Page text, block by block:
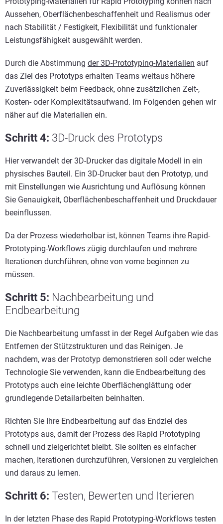
Aussehen, Oberflächenbeschaffenheit und Realismus oder
nach Stabilität / Festigkeit, Flexibilität und funktionaler
Leistungsfähigkeit ausgewählt werden.
Durch die Abstimmung der 3D-Prototyping-Materialien auf
das Ziel des Prototyps erhalten Teams weitaus höhere
Zuverlässigkeit beim Feedback, ohne zusätzlichen Zeit-,
Kosten- oder Komplexitätsaufwand. Im Folgenden gehen wir
näher auf die Materialien ein.
Schritt 4: 3D-Druck des Prototyps
Hier verwandelt der 3D-Drucker das digitale Modell in ein
physisches Bauteil. Ein 3D-Drucker baut den Prototyp, und
mit Einstellungen wie Ausrichtung und Auflösung können
Sie Genauigkeit, Oberflächenbeschaffenheit und Druckdauer
beeinflussen.
Da der Prozess wiederholbar ist, können Teams ihre Rapid-
Prototyping-Workflows zügig durchlaufen und mehrere
Iterationen durchführen, ohne von vorne beginnen zu
müssen.
Schritt 5: Nachbearbeitung und
Endbearbeitung
Die Nachbearbeitung umfasst in der Regel Aufgaben wie das
Entfernen der Stützstrukturen und das Reinigen. Je
nachdem, was der Prototyp demonstrieren soll oder welche
Technologie Sie verwenden, kann die Endbearbeitung des
Prototyps auch eine leichte Oberflächenglättung oder
grundlegende Detailarbeiten beinhalten.
Richten Sie Ihre Endbearbeitung auf das Endziel des
Prototyps aus, damit der Prozess des Rapid Prototyping
schnell und zielgerichtet bleibt. Sie sollten es einfacher
machen, Iterationen durchzuführen, Versionen zu vergleichen
und daraus zu lernen.
Schritt 6: Testen, Bewerten und Iterieren
In der letzten Phase des Rapid Prototyping-Workflows testen